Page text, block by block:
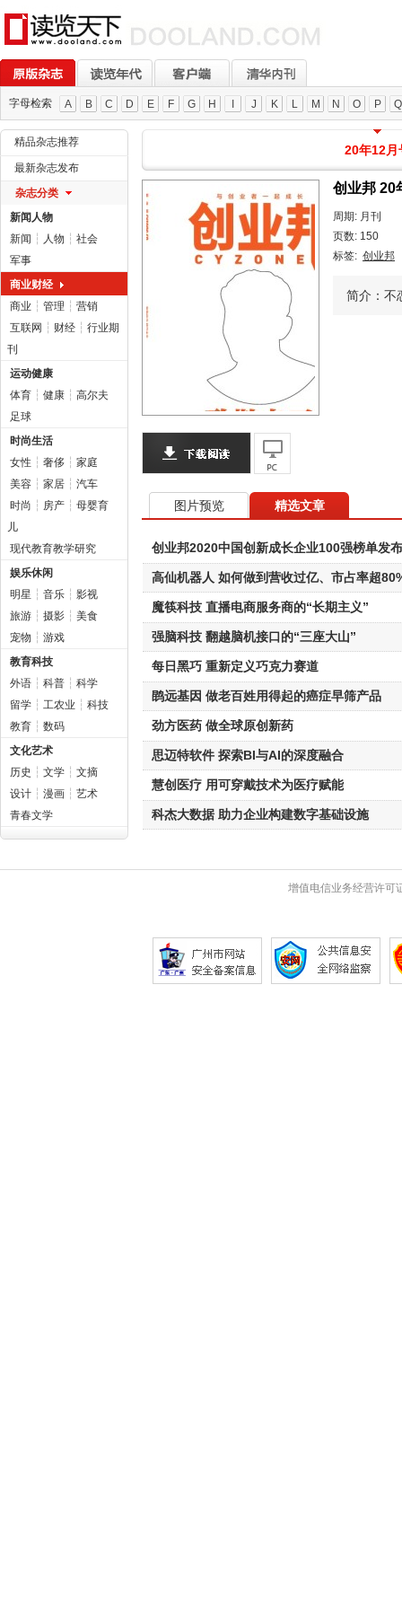
字母检索 A B C D E F G H J K L M N O P Q
精品杂志推荐
最新杂志发布
杂志分类
新闻人物
新闻 ┆ 人物 ┆ 社会
军事
商业财经
商业 ┆ 管理 ┆ 营销
互联网 ┆ 财经 ┆ 行业期
刊
运动健康
体育 ┆ 健康 ┆ 高尔夫
足球
时尚生活
女性 ┆ 奢侈 ┆ 家庭
美容 ┆ 家居 ┆ 汽车
时尚 ┆ 房产 ┆ 母婴育
儿
现代教育教学研究
娱乐休闲
明星 ┆ 音乐 ┆ 影视
旅游 ┆ 摄影 ┆ 美食
宠物 ┆ 游戏
教育科技
外语 ┆ 科普 ┆ 科学
留学 ┆ 工农业 ┆ 科技
教育 ┆ 数码
文化艺术
历史 ┆ 文学 ┆ 文摘
设计 ┆ 漫画 ┆ 艺术
青春文学
20年12月
创业邦 20
周期: 月刊
页数: 150
标签: 创业邦
简介：不
图片预览 精选文章
创业邦2020中国创新成长企业100强榜单发
高仙机器人 如何做到营收过亿、市占率超
魔筷科技 直播电商服务商的“长期主义”
强脑科技 翻越脑机接口的“三座大山”
每日黑巧 重新定义巧克力赛道
鹍远基因 做老百姓用得起的癌症早筛产品
劲方医药 做全球原创新药
思迈特软件 探索BI与AI的深度融合
慧创医疗 用可穿戴技术为医疗赋能
科杰大数据 助力企业构建数字基础设施
增值电信业务经营许